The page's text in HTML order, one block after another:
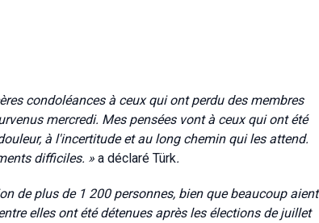
condoléances à ceux qui ont perdu des membres
mercredi. Mes pensées vont à ceux qui ont été
à l'incertitude et au long chemin qui les attend.
difficiles. » a déclaré Türk.
de plus de 1 200 personnes, bien que beaucoup aient
elles ont été détenues après les élections de juillet